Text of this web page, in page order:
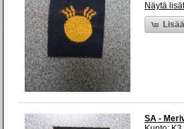
Näytä
SA -